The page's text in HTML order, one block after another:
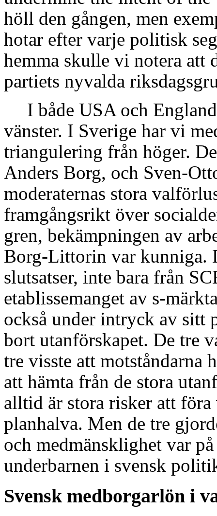
höll den gången, men
hotar efter varje politisk
hemma skulle vi notera att
partiets nyvalda
I både USA och
vänster. I Sverige har vi
triangulering från höger.
Anders Borg, och Sven-
moderaternas stora
framgångsrikt över
gren, bekämpningen av
Borg-Littorin var kunniga.
slutsatser, inte bara från
etablissemanget av s-
också under intryck av sitt
bort utanförskapet. De tre
tre visste att motståndarna
att hämta från de stora
alltid är stora risker att föra
planhalva. Men de tre
och medmänsklighet var
underbarnen i svensk
Svensk medborgarlön i